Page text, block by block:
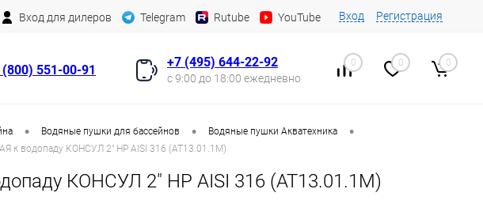
Вход для дилеров Telegram Rutube YouTube Вход Регистрация
(800) 551-00-91
+7 (495) 644-22-92
с 9:00 до 18:00 ежедневно
0 0 0
• Водяные пушки для бассейнов • Водяные пушки Акватехника •
к водопаду КОНСУЛ 2" НР AISI 316 (AT13.01.1M)
КОНСУЛ 2" НР AISI 316 (AT13.01.1M)